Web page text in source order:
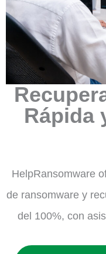
Rápida
HelpRansomware
de ransomware y
del 100%, con